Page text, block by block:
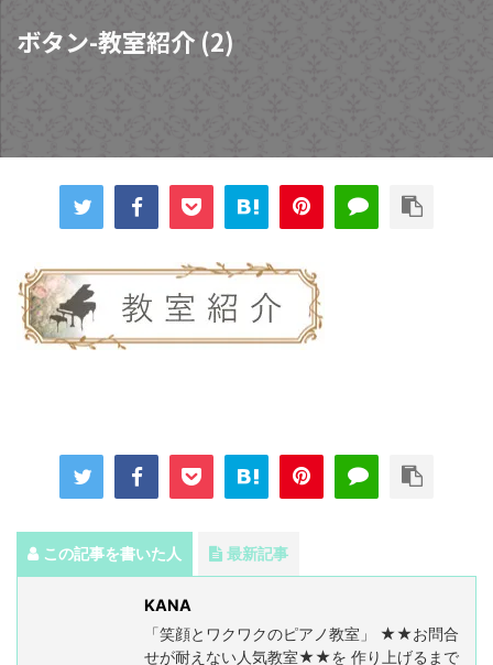
ボタン-教室紹介 (2)
この記事を書いた人 最新記事
KANA
「笑顔とワクワクのピアノ教室」 ★★お問合
せが耐えない人気教室★★を 作り上げるまで